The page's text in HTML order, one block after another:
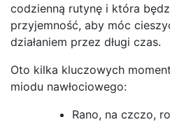
codzienną rutynę i która
przyjemność, aby móc
działaniem przez długi czas.
Oto kilka kluczowych
miodu nawłociowego:
Rano, na czczo,